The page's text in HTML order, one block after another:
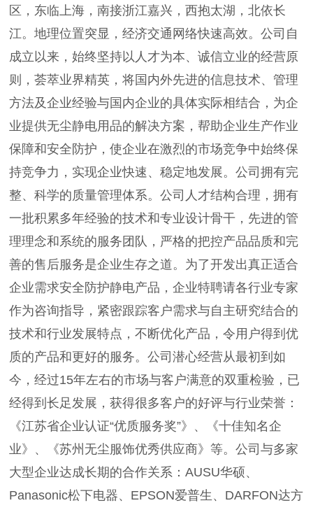
区，东临上海，南接浙江嘉兴，西抱太湖，北依长
江。地理位置突显，经济交通网络快速高效。公司自
成立以来，始终坚持以人才为本、诚信立业的经营原
则，荟萃业界精英，将国内外先进的信息技术、管理
方法及企业经验与国内企业的具体实际相结合，为企
业提供无尘静电用品的解决方案，帮助企业生产作业
保障和安全防护，使企业在激烈的市场竞争中始终保
持竞争力，实现企业快速、稳定地发展。公司拥有完
整、科学的质量管理体系。公司人才结构合理，拥有
一批积累多年经验的技术和专业设计骨干，先进的管
理理念和系统的服务团队，严格的把控产品品质和完
善的售后服务是企业生存之道。为了开发出真正适合
企业需求安全防护静电产品，企业特聘请各行业专家
作为咨询指导，紧密跟踪客户需求与自主研究结合的
技术和行业发展特点，不断优化产品，令用户得到优
质的产品和更好的服务。公司潜心经营从最初到如
今，经过15年左右的市场与客户满意的双重检验，已
经得到长足发展，获得很多客户的好评与行业荣誉：
《江苏省企业认证“优质服务奖”》、《十佳知名企
业》、《苏州无尘服饰优秀供应商》等。公司与多家
大型企业达成长期的合作关系：AUSU华硕、
Panasonic松下电器、EPSON爱普生、DARFON达方